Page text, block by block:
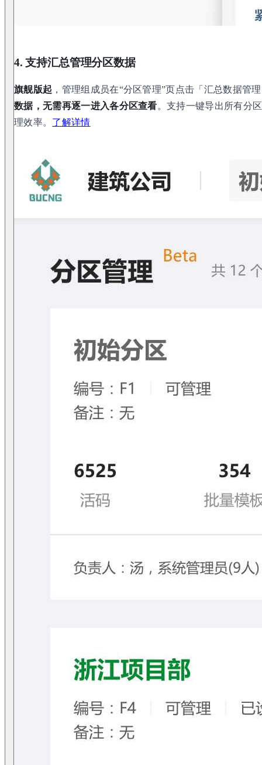
4. 支持汇总管理分区数据
旗舰版起 ，管理组成员在“分区管理”页点击「汇总数据管
数据，无需再逐一进入各分区查看。支持一键导出所有分
理效率。 了解详情